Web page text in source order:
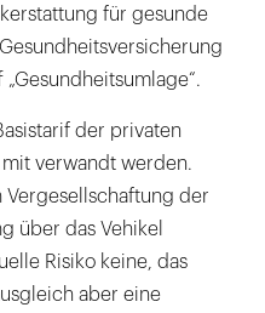
für gesunde
der privaten
verwandt werden.
Vergesellschaftung der
über das Vehikel
Risiko keine, das
aber eine